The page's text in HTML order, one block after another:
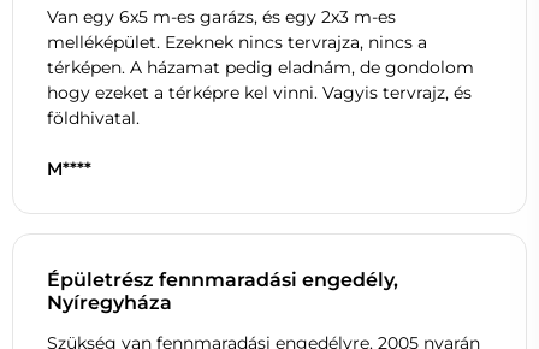
Van egy 6x5 m-es garázs, és egy 2x3 m-es
melléképület. Ezeknek nincs tervrajza, nincs a
térképen. A házamat pedig eladnám, de gondolom
hogy ezeket a térképre kel vinni. Vagyis tervrajz, és
földhivatal.
M****
Épületrész fennmaradási engedély,
Nyíregyháza
Szükség van fennmaradási engedélyre. 2005 nyarán